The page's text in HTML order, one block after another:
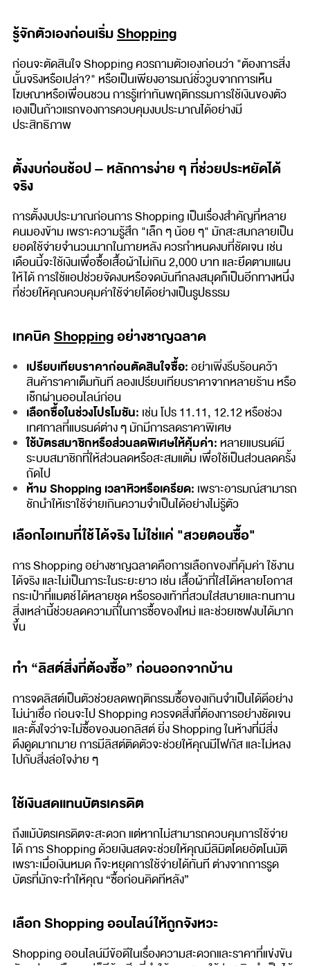
รู้จักตัวเองก่อนเริ่มShopping
ก่อนจะตัดสินใจ Shopping ควรถามตัวเองก่อนว่า "ต้องการสิ่ง
นั้นจริงหรือเปล่า?" หรือเป็นเพียงอารมณ์ชั่ววูบจากการเห็น
โฆษณาหรือเพื่อนชวน การรู้เท่าทันพฤติกรรมการใช้เงินของตัว
เองเป็นก้าวแรกของการควบคุมงบประมาณได้อย่างมี
ประสิทธิภาพ
ตั้งงบก่อนช้อป – หลักการง่าย ๆ ที่ช่วยประหยัดได้
จริง
การตั้งงบประมาณก่อนการ Shopping เป็นเรื่องสำคัญที่หลาย
คนมองข้าม เพราะความรู้สึก "เล็ก ๆ น้อย ๆ" มักสะสมกลายเป็น
ยอดใช้จ่ายจำนวนมากในภายหลัง ควรกำหนดงบที่ชัดเจน เช่น
เดือนนี้จะใช้เงินเพื่อซื้อเสื้อผ้าไม่เกิน 2,000 บาท และยึดตามแผน
ให้ได้ การใช้แอปช่วยจัดงบหรือจดบันทึกลงสมุดก็เป็นอีกทางหนึ่ง
ที่ช่วยให้คุณควบคุมค่าใช้จ่ายได้อย่างเป็นรูปธรรม
เทคนิคShoppingอย่างชาญฉลาด
เปรียบเทียบราคาก่อนตัดสินใจซื้อ:อย่าเพิ่งรีบร้อนคว้า
สินค้าราคาเต็มทันที ลองเปรียบเทียบราคาจากหลายร้าน หรือ
เช็กผ่านออนไลน์ก่อน
เลือกซื้อในช่วงโปรโมชัน: เช่น โปร 11.11, 12.12 หรือช่วง
เทศกาลที่แบรนด์ต่าง ๆ มักมีการลดราคาพิเศษ
ใช้บัตรสมาชิกหรือส่วนลดพิเศษให้คุ้มค่า: หลายแบรนด์มี
ระบบสมาชิกที่ให้ส่วนลดหรือสะสมแต้ม เพื่อใช้เป็นส่วนลดครั้ง
ถัดไป
ห้าม Shopping เวลาหิวหรือเครียด: เพราะอารมณ์สามารถ
ชักนำให้เราใช้จ่ายเกินความจำเป็นได้อย่างไม่รู้ตัว
เลือกไอเทมที่ใช้ได้จริง ไม่ใช่แค่ "สวยตอนซื้อ"
การ Shopping อย่างชาญฉลาดคือการเลือกของที่คุ้มค่า ใช้งาน
ได้จริง และไม่เป็นภาระในระยะยาว เช่น เสื้อผ้าที่ใส่ได้หลายโอกาส
กระเป๋าที่แมตช์ได้หลายชุด หรือรองเท้าที่สวมใส่สบายและทนทาน
สิ่งเหล่านี้ช่วยลดความถี่ในการซื้อของใหม่ และช่วยเซฟงบได้มาก
ขึ้น
ทำ “ลิสต์สิ่งที่ต้องซื้อ” ก่อนออกจากบ้าน
การจดลิสต์เป็นตัวช่วยลดพฤติกรรมซื้อของเกินจำเป็นได้ดีอย่าง
ไม่น่าเชื่อ ก่อนจะไป Shopping ควรจดสิ่งที่ต้องการอย่างชัดเจน
และตั้งใจว่าจะไม่ซื้อของนอกลิสต์ ยิ่ง Shopping ในห้างที่มีสิ่ง
ดึงดูดมากมาย การมีลิสต์ติดตัวจะช่วยให้คุณมีโฟกัส และไม่หลง
ไปกับสิ่งล่อใจง่าย ๆ
ใช้เงินสดแทนบัตรเครดิต
ถึงแม้บัตรเครดิตจะสะดวก แต่หากไม่สามารถควบคุมการใช้จ่าย
ได้ การ Shopping ด้วยเงินสดจะช่วยให้คุณมีลิมิตโดยอัตโนมัติ
เพราะเมื่อเงินหมด ก็จะหยุดการใช้จ่ายได้ทันที ต่างจากการรูด
บัตรที่มักจะทำให้คุณ “ซื้อก่อนคิดทีหลัง”
เลือก Shopping ออนไลน์ให้ถูกจังหวะ
Shopping ออนไลน์มีข้อดีในเรื่องความสะดวกและราคาที่แข่งขัน